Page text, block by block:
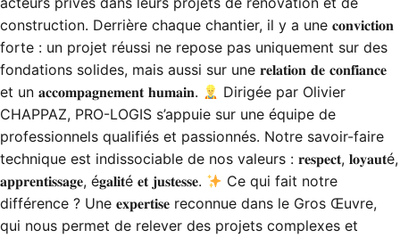
construction. Derrière chaque chantier, il y a une 𝐜𝐨𝐧𝐯𝐢𝐜𝐭𝐢𝐨𝐧
forte : un projet réussi ne repose pas uniquement sur des
fondations solides, mais aussi sur une 𝐫𝐞𝐥𝐚𝐭𝐢𝐨𝐧 𝐝𝐞 𝐜𝐨𝐧𝐟𝐢𝐚𝐧𝐜𝐞
et un 𝐚𝐜𝐜𝐨𝐦𝐩𝐚𝐠𝐧𝐞𝐦𝐞𝐧𝐭 𝐡𝐮𝐦𝐚𝐢𝐧.
Dirigée par Olivier
CHAPPAZ, PRO-LOGIS s’appuie sur une équipe de
professionnels qualifiés et passionnés. Notre savoir-faire
technique est indissociable de nos valeurs : 𝐫𝐞𝐬𝐩𝐞𝐜𝐭, 𝐥𝐨𝐲𝐚𝐮𝐭é,
𝐚𝐩𝐩𝐫𝐞𝐧𝐭𝐢𝐬𝐬𝐚𝐠𝐞, é𝐠𝐚𝐥𝐢𝐭é 𝐞𝐭 𝐣𝐮𝐬𝐭𝐞𝐬𝐬𝐞.
Ce qui fait notre
différence ? Une 𝐞𝐱𝐩𝐞𝐫𝐭𝐢𝐬𝐞 reconnue dans le Gros Œuvre,
qui nous permet de relever des projets complexes et